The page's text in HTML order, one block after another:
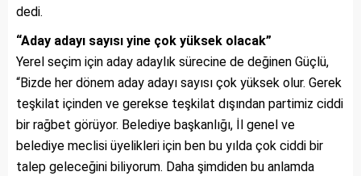
dedi.
“Aday adayı sayısı yine çok yüksek olacak”
Yerel seçim için aday adaylık sürecine de değinen Güçlü,
“Bizde her dönem aday adayı sayısı çok yüksek olur. Gerek
teşkilat içinden ve gerekse teşkilat dışından partimiz ciddi
bir rağbet görüyor. Belediye başkanlığı, İl genel ve
belediye meclisi üyelikleri için ben bu yılda çok ciddi bir
talep geleceğini biliyorum. Daha şimdiden bu anlamda